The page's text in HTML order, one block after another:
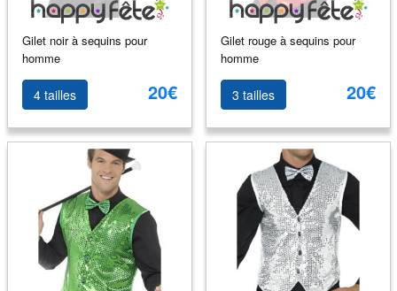
Gilet noir à sequins pour
homme
4 tailles 20€
Gilet rouge à sequins pour
homme
3 tailles 20€